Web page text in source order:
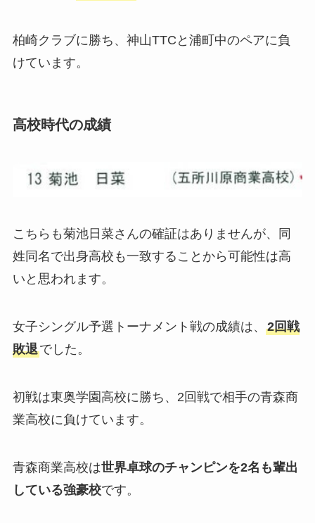
柏崎クラブに勝ち、神山TTCと浦町中のペアに負
けています。
高校時代の成績
こちらも菊池日菜さんの確証はありませんが、同
姓同名で出身高校も一致することから可能性は高
いと思われます。
女子シングル予選トーナメント戦の成績は、 2回戦
敗退でした。
初戦は東奥学園高校に勝ち、2回戦で相手の青森商
業高校に負けています。
青森商業高校は世界卓球のチャンピンを2名も輩出
している強豪校です。